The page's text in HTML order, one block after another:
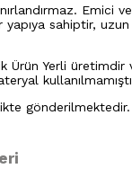
Emici
yapıya sahiptir,
Ürün Yerli
gönderilmektedir.